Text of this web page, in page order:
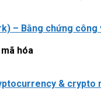
– Bằng chứng công
hóa
& crypto